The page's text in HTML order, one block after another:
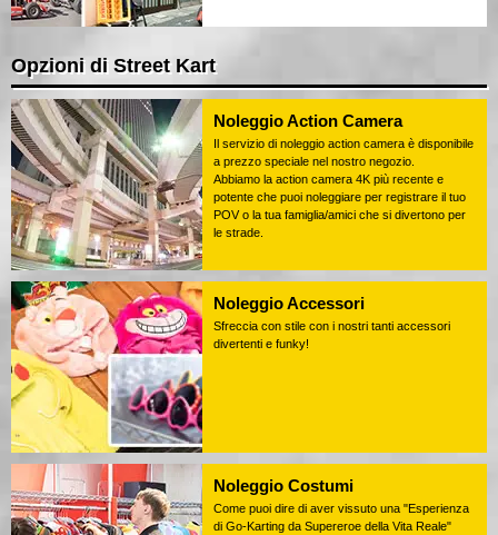
Opzioni di Street Kart
Noleggio Action Camera
Il servizio di noleggio action camera è disponibile
a prezzo speciale nel nostro negozio.
Abbiamo la action camera 4K più recente e
potente che puoi noleggiare per registrare il tuo
POV o la tua famiglia/amici che si divertono per
le strade.
Noleggio Accessori
Sfreccia con stile con i nostri tanti accessori
divertenti e funky!
Noleggio Costumi
Come puoi dire di aver vissuto una "Esperienza
di Go-Karting da Supereroe della Vita Reale"